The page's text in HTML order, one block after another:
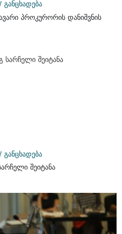
განცხადება
პროკურორის დანიშვნის
განცხადება
შეიტანა